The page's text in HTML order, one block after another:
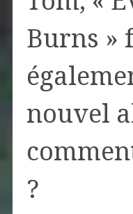
Burns »
nouvel
?